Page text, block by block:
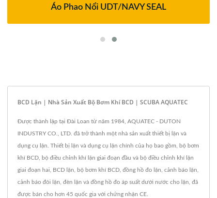
Áo Phao Nổi UDT/NAVY SEAL
BCD Lặn | Nhà Sản Xuất Bộ Bơm Khí BCD | SCUBA AQUATEC
Được thành lập tại Đài Loan từ năm 1984, AQUATEC - DUTON
INDUSTRY CO., LTD. đã trở thành một nhà sản xuất thiết bị lặn và
dụng cụ lặn. Thiết bị lặn và dụng cụ lặn chính của họ bao gồm, bộ bơm
khí BCD, bộ điều chỉnh khí lặn giai đoạn đầu và bộ điều chỉnh khí lặn
giai đoạn hai, BCD lặn, bộ bơm khí BCD, đồng hồ đo lặn, cảnh báo lặn,
cảnh báo đôi lặn, đèn lặn và đồng hồ đo áp suất dưới nước cho lặn, đã
được bán cho hơn 45 quốc gia với chứng nhận CE.